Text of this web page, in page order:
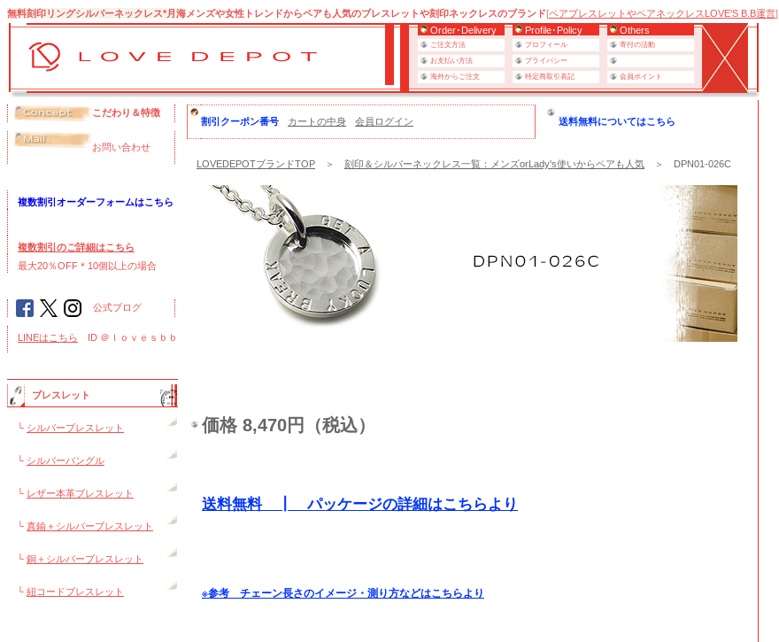
無料刻印リングシルバーネックレス*月海 メンズや女性トレンドからペアも人気のブレスレットや刻印ネックレスのブランド[ペアブレスレットやペアネックレスLOVE'S B.B運営]
Order･Delivery
Profile･Policy Others
ご注文方法 プロフィール
寄付の活動
お支払い方法
プライバシー
海外からご注文
特定商取引表記 会員ポイント
こだわり＆特徴
お問い合わせ
複数割引オーダーフォームはこちら
複数割引のご詳細はこちら
最大20％OFF＊10個以上の場合
公式ブログ
LINEはこちら ID ＠ｌｏｖｅｓｂｂ
ブレスレット
└ シルバーブレスレット
└ シルバーバングル
└ レザー本革ブレスレット
└ 真鍮＋シルバーブレスレット
└ 銅＋シルバーブレスレット
└ 紐コードブレスレット
割引クーポン番号 カートの中身 会員ログイン 送料無料についてはこちら
LOVEDEPOTブランドTOP ＞ 刻印＆シルバーネックレス一覧：メンズorLady's使いからペアも人気 ＞ DPN01-026C
価格 8,470円（税込）
送料無料 ┃ パッケージの詳細はこちらより
※参考 チェーン長さのイメージ・測り方などはこちらより